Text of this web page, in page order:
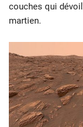
couches qui
martien.